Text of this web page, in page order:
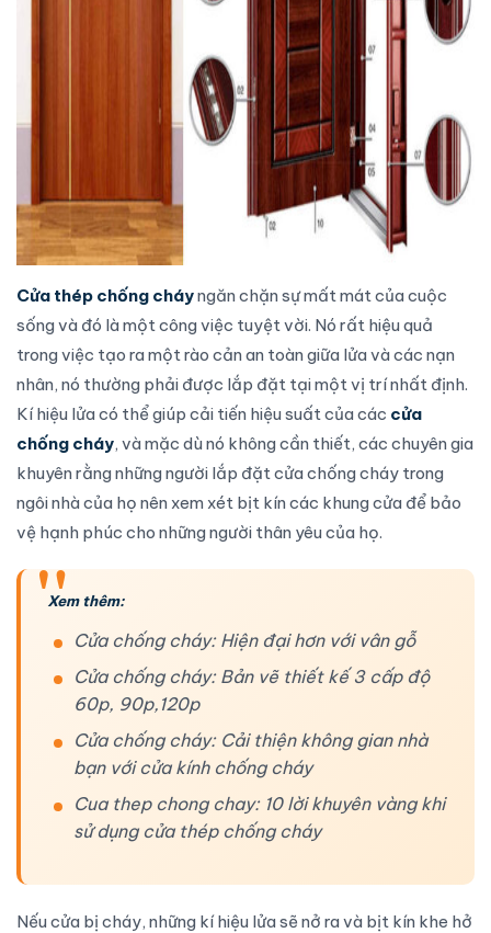
Cửa thép chống cháyngăn chặn sự mất mát của cuộc
sống và đó là một công việc tuyệt vời. Nó rất hiệu quả
trong việc tạo ra một rào cản an toàn giữa lửa và các nạn
nhân, nó thường phải được lắp đặt tại một vị trí nhất định.
Kí hiệu lửa có thể giúp cải tiến hiệu suất của các cửa
chống cháy, và mặc dù nó không cần thiết, các chuyên gia
khuyên rằng những người lắp đặt cửa chống cháy trong
ngôi nhà của họ nên xem xét bịt kín các khung cửa để bảo
vệ hạnh phúc cho những người thân yêu của họ.
Xem thêm:
Cửa chống cháy: Hiện đại hơn với vân gỗ
Cửa chống cháy: Bản vẽ thiết kế 3 cấp độ
60p, 90p,120p
Cửa chống cháy: Cải thiện không gian nhà
bạn với cửa kính chống cháy
Cua thep chong chay: 10 lời khuyên vàng khi
sử dụng cửa thép chống cháy
Nếu cửa bị cháy, những kí hiệu lửa sẽ nở ra và bịt kín khe hở